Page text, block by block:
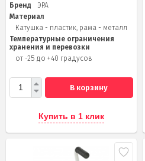
Бренд
ЭРА
Материал
Катушка - пластик, рама - металл
Температурные ограничения
хранения и перевозки
от -25 до +40 градусов
В корзину
Купить в 1 клик